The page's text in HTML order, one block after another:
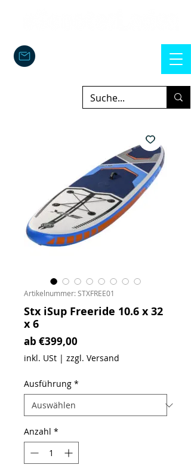
Artikelnummer: STXFREE01
Stx iSup Freeride 10.6 x 32
x 6
ab €399,00
inkl. USt | zzgl. Versand
Ausführung *
Anzahl *